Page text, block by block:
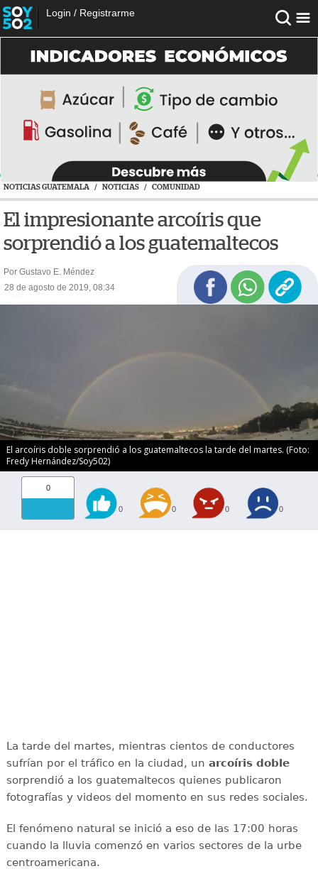
Login / Registrarme
NOTICIAS GUATEMALA / NOTICIAS / COMUNIDAD
El impresionante arcoíris que
sorprendió a los guatemaltecos
Por Gustavo E. Méndez
28 de agosto de 2019, 08:34
El arcoíris doble sorprendió a los guatemaltecos la tarde del martes. (Foto:
Fredy Hernández/Soy502)
0
0 0 0 0
La tarde del martes, mientras cientos de conductores
sufrían por el tráfico en la ciudad, un arcoíris doble
sorprendió a los guatemaltecos quienes publicaron
fotografías y videos del momento en sus redes sociales.
El fenómeno natural se inició a eso de las 17:00 horas
cuando la lluvia comenzó en varios sectores de la urbe
centroamericana.